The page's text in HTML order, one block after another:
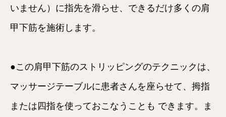
いません）に指先を滑らせ、できるだけ多くの肩
甲下筋を施術します。
●この肩甲下筋のストリッピングのテクニックは、
マッサージテーブルに患者さんを座らせて、拇指
または四指を使っておこなうことも できます。ま